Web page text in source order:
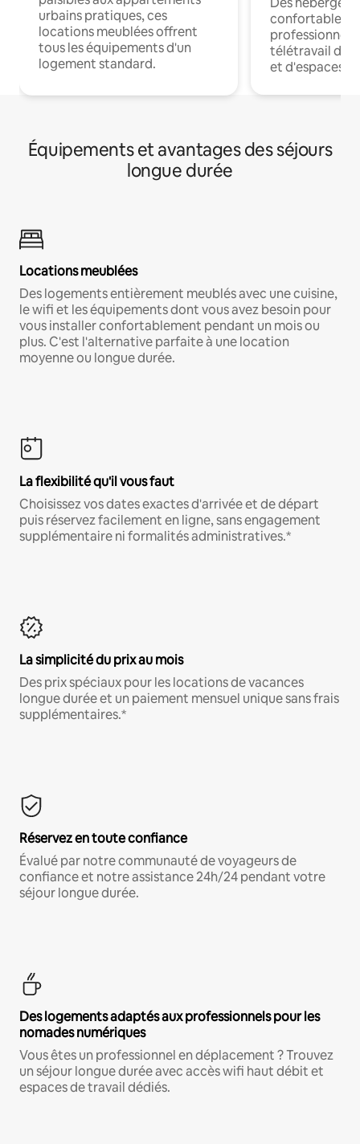
urbains pratiques, ces
locations meublées offrent
tous les équipements d'un
logement standard.
confortables
professionnels
télétravail
et d'espaces
Équipements et avantages des séjours
longue durée
Locations meublées
Des logements entièrement meublés avec une cuisine,
le wifi et les équipements dont vous avez besoin pour
vous installer confortablement pendant un mois ou
plus. C'est l'alternative parfaite à une location
moyenne ou longue durée.
La flexibilité qu'il vous faut
Choisissez vos dates exactes d'arrivée et de départ
puis réservez facilement en ligne, sans engagement
supplémentaire ni formalités administratives.*
La simplicité du prix au mois
Des prix spéciaux pour les locations de vacances
longue durée et un paiement mensuel unique sans frais
supplémentaires.*
Réservez en toute confiance
Évalué par notre communauté de voyageurs de
confiance et notre assistance 24h/24 pendant votre
séjour longue durée.
Des logements adaptés aux professionnels pour les
nomades numériques
Vous êtes un professionnel en déplacement ? Trouvez
un séjour longue durée avec accès wifi haut débit et
espaces de travail dédiés.